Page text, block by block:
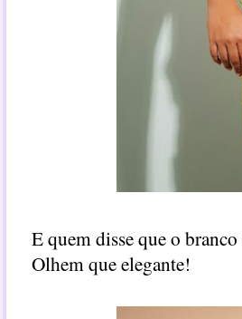
E quem disse que o
Olhem que elegante!